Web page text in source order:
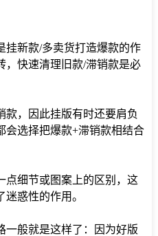
挂新款/多卖货打造爆款的作
，快速清理旧款/滞销款是必
款，因此挂版有时还要肩负
会选择把爆款+滞销款相结合
点细节或图案上的区别，这
惑性的作用。
一般就是这样了：因为好版